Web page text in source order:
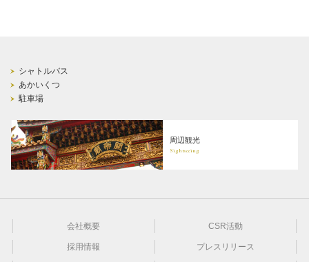
シャトルバス
あかいくつ
駐車場
周辺観光
Sightseeing
会社概要 CSR活動
採用情報 プレスリリース